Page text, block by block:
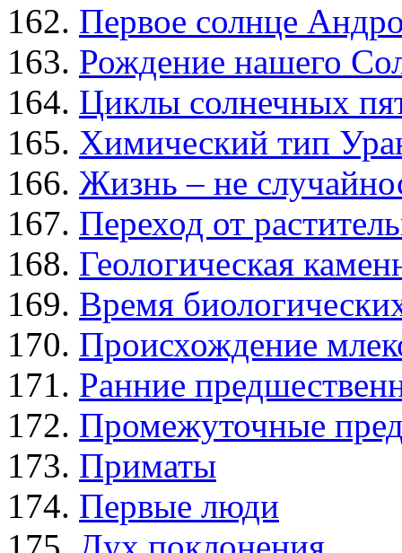
Первое солнце
Рождение нашего
Циклы солнечных
Химический тип
Жизнь – не
Переход от
Геологическая
Время
Происхождение
Ранние
Промежуточные
Приматы
Первые люди